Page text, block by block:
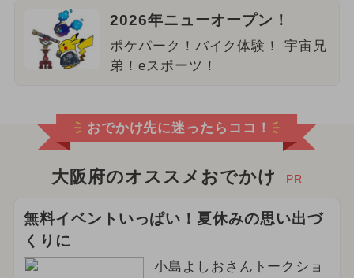
2026年ニューオープン！
ポケパーク！バイク体験！ 宇宙兄
弟！eスポーツ！
おでかけ先に迷ったらココ！
大阪府のオススメおでかけ PR
無料イベントいっぱい！夏休みの思い出づ
くりに
小島よしおさんトークショ